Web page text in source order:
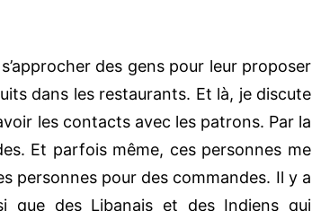
des gens pour leur proposer
dans les restaurants. Et là, je discute
les contacts avec les patrons. Par la
Et parfois même, ces personnes me
personnes pour des commandes. Il y a
que des Libanais et des Indiens qui